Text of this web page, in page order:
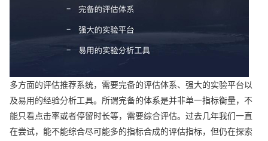
多方面的评估推荐系统，需要完备的评估体系、强大的实验平台以
及易用的经验分析工具。所谓完备的体系是并非单一指标衡量，不
能只看点击率或者停留时长等，需要综合评估。过去几年我们一直
在尝试，能不能综合尽可能多的指标合成的评估指标，但仍在探索